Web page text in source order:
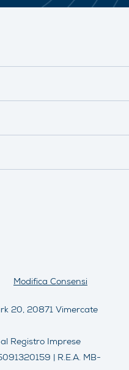
20, 20871 Vimercate
Registro Imprese
| R.E.A. MB-
Modifica Consensi